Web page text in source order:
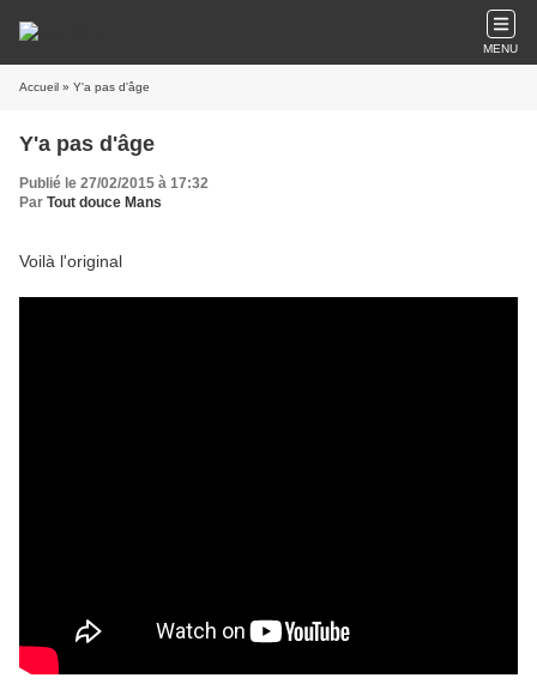
MENU
Accueil » Y'a pas d'âge
Y'a pas d'âge
Publié le 27/02/2015 à 17:32
Par Tout douce Mans
Voilà l'original